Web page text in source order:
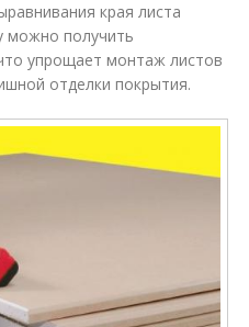
края листа
можно получить
упрощает монтаж листов
отделки покрытия.